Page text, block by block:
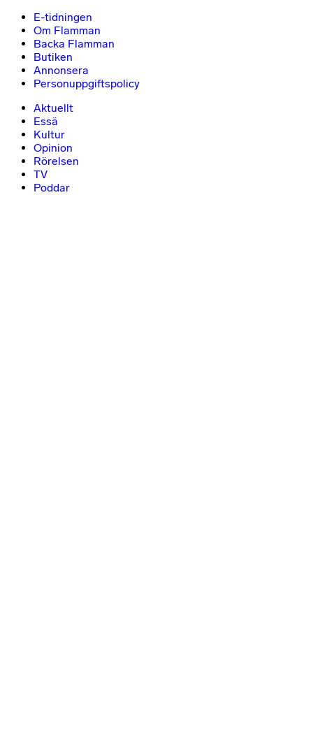
E-tidningen
Om Flamman
Backa Flamman
Butiken
Annonsera
Personuppgiftspolicy
Aktuellt
Essä
Kultur
Opinion
Rörelsen
TV
Poddar